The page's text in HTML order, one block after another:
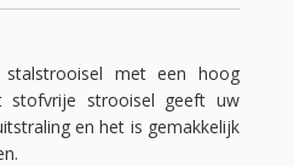
met een hoog
stofvrije strooisel geeft uw
en het is gemakkelijk